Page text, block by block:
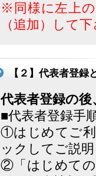
※同様に左上
（追加）して
【２】代表者登録
代表者登録の
■代表者登録
①はじめてご利
ックしてご説
②「はじめての